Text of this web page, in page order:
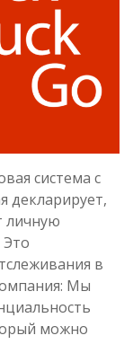
система с
декларирует,
личную
в
Мы
можно